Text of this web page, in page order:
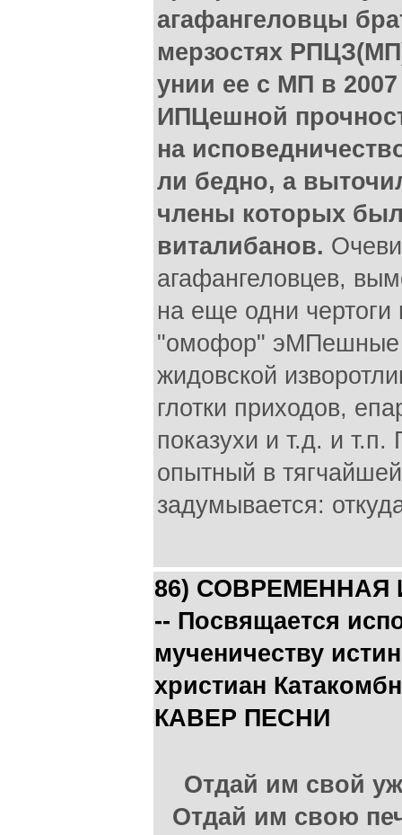
агафангеловцы
мерзостях
унии ее с МП в 2007
ИПЦешной
на
ли бедно, а
члены которых
виталибанов.
агафангеловцев,
на еще одни
"омофор" эМПешные
жидовской
глотки приходов,
показухи и т.д. и
опытный в
задумывается:
86) СОВРЕМЕННАЯ
-- Посвящается
мученичеству
христиан
КАВЕР ПЕСНИ
Отдай им свой
Отдай им свою